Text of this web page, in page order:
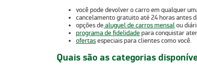
você pode devolver o carro em qualquer
cancelamento gratuito até 24 horas antes
opções dealuguel de carros mensalou
programa de fidelidadepara conquistar
ofertasespeciaispara clientes como você.
Quais são as categorias